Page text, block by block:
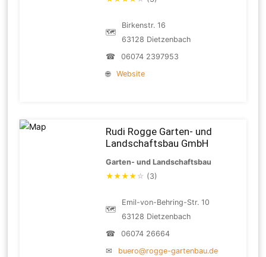
🗺
Birkenstr. 16
63128 Dietzenbach
☎
06074 2397953
🌐
Website
Rudi Rogge Garten- und
Landschaftsbau GmbH
Garten- und Landschaftsbau
★★★★ ☆ (3)
🗺
Emil-von-Behring-Str. 10
63128 Dietzenbach
☎
06074 26664
✉
buero@rogge-gartenbau.de